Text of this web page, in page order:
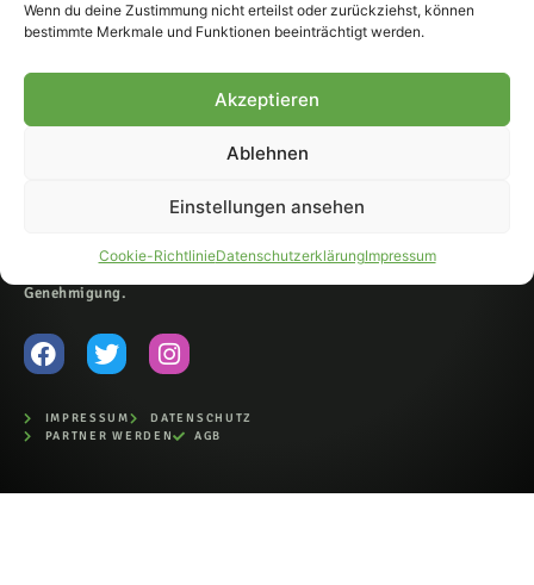
Wenn du deine Zustimmung nicht erteilst oder zurückziehst, können
bestimmte Merkmale und Funktionen beeinträchtigt werden.
Akzeptieren
Ablehnen
Einstellungen ansehen
Cookie-RichtlinieDatenschutzerklärungImpressum
© 2007-2026 Fohlen-Hautnah.de
offiziell eingetragenes Magazin
Nationalbibliothek (ISSN 1868-
Weiterverarbeitung, auch
Genehmigung.
IMPRESSUM
DATENSCHUTZ
PARTNER WERDEN
AGB